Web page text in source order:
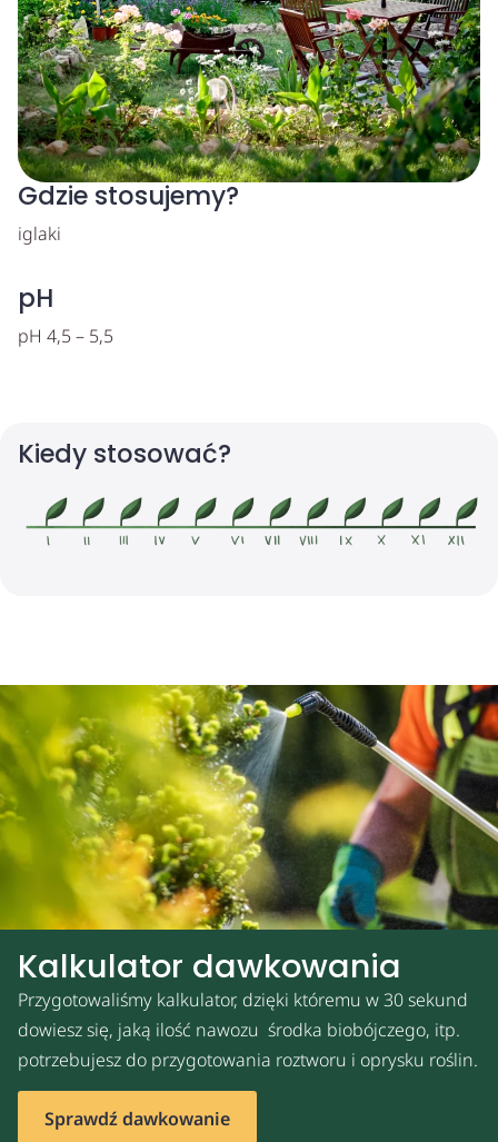
Gdzie stosujemy?
iglaki
pH
pH 4,5 – 5,5
Kiedy stosować?
Kalkulator dawkowania
Przygotowaliśmy kalkulator, dzięki któremu w 30 sekund
dowiesz się, jaką ilość nawozu środka biobójczego, itp.
potrzebujesz do przygotowania roztworu i oprysku roślin.
Sprawdź dawkowanie